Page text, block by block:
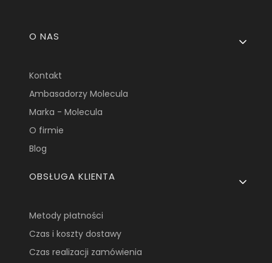
Linki w stopce
O NAS
Kontakt
Ambasadorzy Molecula
Marka - Molecula
O firmie
Blog
OBSŁUGA KLIENTA
Metody płatności
Czas i koszty dostawy
Czas realizacji zamówienia